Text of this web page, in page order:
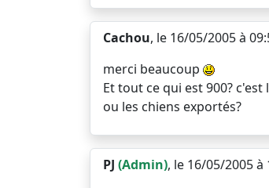
Cachou, le 16/05/2005 à
merci beaucoup
Et tout ce qui est 900? c'est
ou les chiens exportés?
PJ (Admin), le 16/05/2005 à